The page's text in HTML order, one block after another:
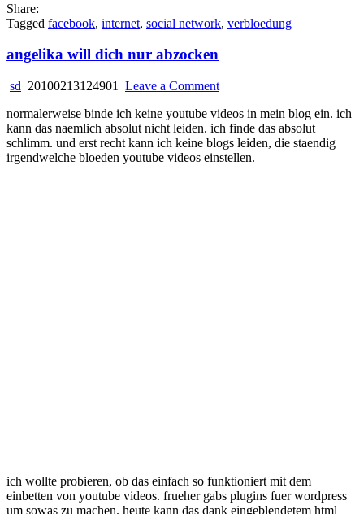
Share:
Tagged facebook, internet, social network, verbloedung
angelika will dich nur abzocken
sd 20100213124901 Leave a Commenton
will
dich
nur
abzocken
normalerweise binde ich keine youtube videos in mein blog ein. ich
kann das naemlich absolut nicht leiden. ich finde das absolut
schlimm. und erst recht kann ich keine blogs leiden, die staendig
irgendwelche bloeden youtube videos einstellen.
ich wollte probieren, ob das einfach so funktioniert mit dem
einbetten von youtube videos. frueher gabs plugins fuer wordpress
um sowas zu machen. heute kann das dank eingeblendetem html